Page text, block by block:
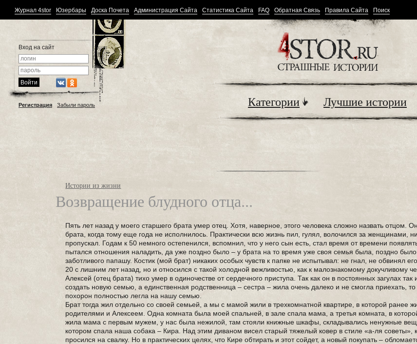
Журнал 4stor Юзербары Доска Почета Администрация Сайта Статистика Сайта FAQ Обратная Связь Правила Сайта Поиск
Вход на сайт
Регистрация Забыли пароль Категории Лучшие истории
Истории из жизни
Возвращение блудного отца...
Пять лет назад у моего старшего брата умер отец. Хотя, наверное, этого человека сложно назвать отцом.
брата, когда тому еще года не исполнилось. Практически всю жизнь пил, гулял, волочился за женщинами,
пропускал. Годам к 50 немного остепенился, вспомнил, что у него сын есть, стал время от времени
пытался отношения наладить, да уже поздно было – у брата на то время уже своя семья была, поздно
заботливого папашу. Костик (мой брат) никаких особых чувств к папке не испытывал: не гнал, не обвинял
20 с лишним лет назад, но и относился с такой холодной вежливостью, как к малознакомому докучливому
Алексей (отец брата) тихо умер в одиночестве от сердечного приступа. Так как он в постоянных загулах
создать новую семью, а единственная родственница – сестра – жила очень далеко и не смогла приехать, то
похорон полностью легла на нашу семью.
Брат тогда жил отдельно со своей семьей, а мы с мамой жили в трехкомнатной квартире, в которой ранее
родителями и Алексеем. Одна комната была моей спальней, в зале спала мама, а третья комната, в
жила мама с первым мужем, у нас была нежилой, там стояли книжные шкафы, складывались ненужные
котором спала наша собака – Кира. Над этим диваном висел старый тяжелый ковер в стиле «а-ля советы»,
просился на свалку. Но в практических целях, что Кире обтирать и этот сойдет, а новый покупать –